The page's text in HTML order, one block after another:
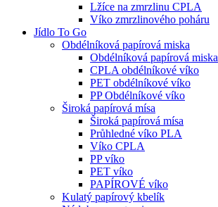
Lžíce na zmrzlinu CPLA
Víko zmrzlinového poháru
Jídlo To Go
Obdélníková papírová miska
Obdélníková papírová miska
CPLA obdélníkové víko
PET obdélníkové víko
PP Obdélníkové víko
Široká papírová mísa
Široká papírová mísa
Průhledné víko PLA
Víko CPLA
PP víko
PET víko
PAPÍROVÉ víko
Kulatý papírový kbelík